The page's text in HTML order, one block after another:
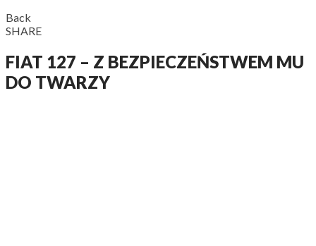
Back
SHARE
FIAT 127 – Z BEZPIECZEŃSTWEM MU
DO TWARZY